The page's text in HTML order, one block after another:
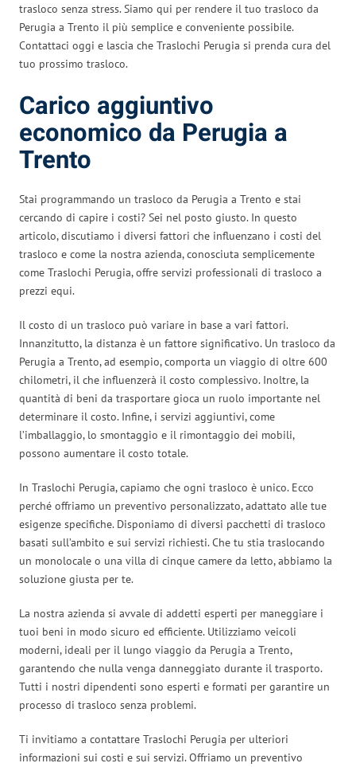
trasloco senza stress. Siamo qui per rendere il tuo trasloco da
Perugia a Trento il più semplice e conveniente possibile.
Contattaci oggi e lascia che Traslochi Perugia si prenda cura del
tuo prossimo trasloco.
Carico aggiuntivo
economico da Perugia a
Trento
Stai programmando un trasloco da Perugia a Trento e stai
cercando di capire i costi? Sei nel posto giusto. In questo
articolo, discutiamo i diversi fattori che influenzano i costi del
trasloco e come la nostra azienda, conosciuta semplicemente
come Traslochi Perugia, offre servizi professionali di trasloco a
prezzi equi.
Il costo di un trasloco può variare in base a vari fattori.
Innanzitutto, la distanza è un fattore significativo. Un trasloco da
Perugia a Trento, ad esempio, comporta un viaggio di oltre 600
chilometri, il che influenzerà il costo complessivo. Inoltre, la
quantità di beni da trasportare gioca un ruolo importante nel
determinare il costo. Infine, i servizi aggiuntivi, come
l’imballaggio, lo smontaggio e il rimontaggio dei mobili,
possono aumentare il costo totale.
In Traslochi Perugia, capiamo che ogni trasloco è unico. Ecco
perché offriamo un preventivo personalizzato, adattato alle tue
esigenze specifiche. Disponiamo di diversi pacchetti di trasloco
basati sull’ambito e sui servizi richiesti. Che tu stia traslocando
un monolocale o una villa di cinque camere da letto, abbiamo la
soluzione giusta per te.
La nostra azienda si avvale di addetti esperti per maneggiare i
tuoi beni in modo sicuro ed efficiente. Utilizziamo veicoli
moderni, ideali per il lungo viaggio da Perugia a Trento,
garantendo che nulla venga danneggiato durante il trasporto.
Tutti i nostri dipendenti sono esperti e formati per garantire un
processo di trasloco senza problemi.
Ti invitiamo a contattare Traslochi Perugia per ulteriori
informazioni sui costi e sui servizi. Offriamo un preventivo